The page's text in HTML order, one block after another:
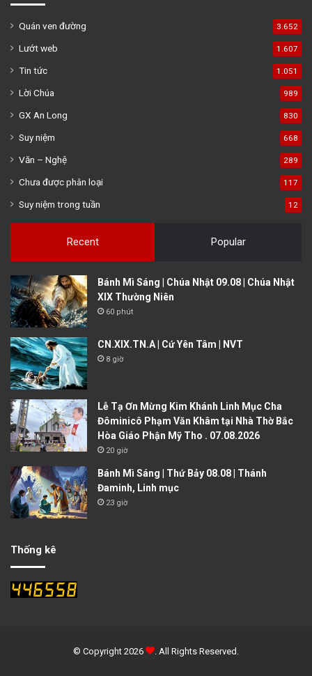
Quán ven đường 3.652
Lướt web 1.607
Tin tức 1.051
Lời Chúa 989
GX An Long 830
Suy niệm 668
Văn – Nghệ 289
Chưa được phân loại 117
Suy niệm trong tuần 12
Recent Popular
Bánh Mì Sáng | Chúa Nhật 09.08 | Chúa Nhật
XIX Thường Niên
60 phút
CN.XIX.TN.A | Cứ Yên Tâm | NVT
8 giờ
Lễ Tạ Ơn Mừng Kim Khánh Linh Mục Cha
Đôminicô Phạm Văn Khâm tại Nhà Thờ Bắc
Hòa Giáo Phận Mỹ Tho . 07.08.2026
20 giờ
Bánh Mì Sáng | Thứ Bảy 08.08 | Thánh
Đaminh, Linh mục
23 giờ
Thống kê
© Copyright 2026 . All Rights Reserved.